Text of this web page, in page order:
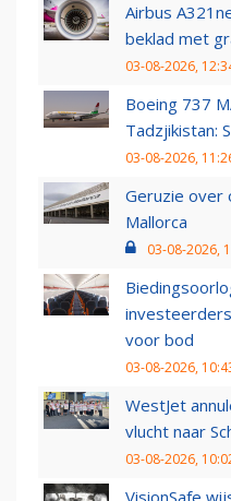
Airbus
beklad met
03-08-2026,
Boeing 737
Tadzjikistan:
03-08-2026,
Geruzie over
Mallorca
03-08-2026,
voor bod
03-08-2026,
WestJet
vlucht naar
03-08-2026,